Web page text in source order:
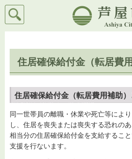
芦屋市
検索
住居確保給付金（転居費用
住居確保給付金（転居費用補助）
同一世帯員の離職・休業や死亡等によ
し、住居を喪失または喪失する恐れの
相当分の住居確保給付金を支給するこ
支援を行ないます。